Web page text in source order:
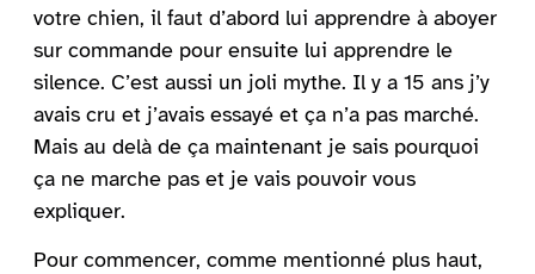
votre chien, il faut d’abord lui apprendre à aboyer
sur commande pour ensuite lui apprendre le
silence. C’est aussi un joli mythe. Il y a 15 ans j’y
avais cru et j’avais essayé et ça n’a pas marché.
Mais au delà de ça maintenant je sais pourquoi
ça ne marche pas et je vais pouvoir vous
expliquer.
Pour commencer, comme mentionné plus haut,